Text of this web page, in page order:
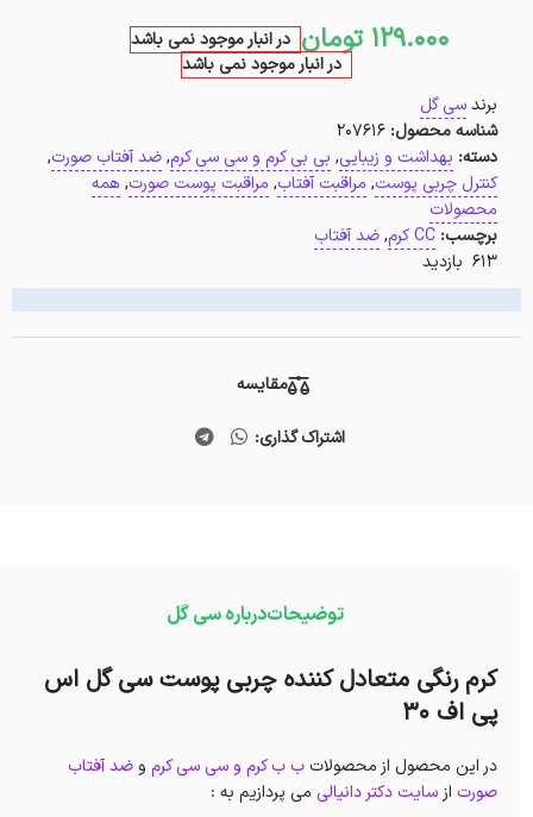
129.000 تومان در انبار موجود نمی باشد
در انبار موجود نمی باشد
برندسی گل
شناسه محصول: 207616
دسته: بهداشت و زیبایی, بی بی کرم و سی سی کرم,ضد آفتاب صورت,
کنترل چربی پوست, مراقبت آفتاب, مراقبت پوست صورت,همه
محصولات
برچسب: CC کرم ,ضد آفتاب
613 بازدید
مقایسه
اشتراک گذاری:
توضیحاتدرباره سی گل
کرم رنگی متعادل کننده چربی پوست سی گل اس
پی اف 30
در این محصول از محصولات ب ب کرم و سی سی کرم وضد آفتاب
صورت از سایت دکتر دانیالی می پردازیم به :